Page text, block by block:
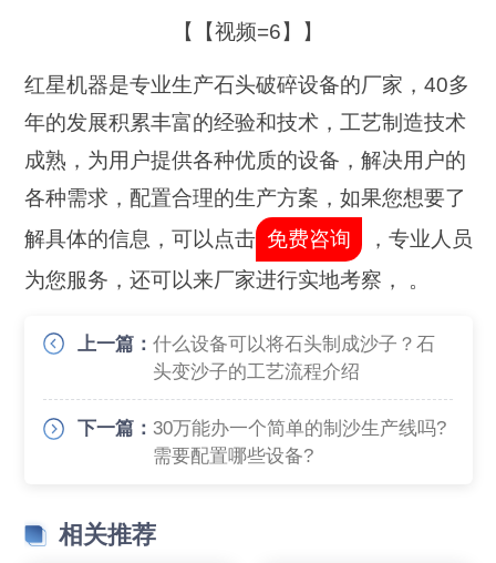
【【视频=6】】
红星机器是专业生产石头破碎设备的厂家，40多
年的发展积累丰富的经验和技术，工艺制造技术
成熟，为用户提供各种优质的设备，解决用户的
各种需求，配置合理的生产方案，如果您想要了
解具体的信息，可以点击 免费咨询
，专业人员
为您服务，还可以来厂家进行实地考察， 。
上一篇：什么设备可以将石头制成沙子？石
头变沙子的工艺流程介绍
下一篇： 30万能办一个简单的制沙生产线吗?
需要配置哪些设备?
相关推荐